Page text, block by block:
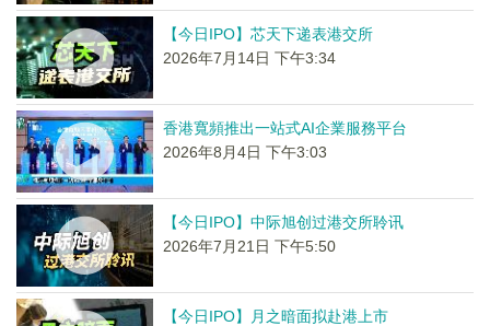
【今日IPO】芯天下递表港交所
2026年7月14日 下午3:34
香港寬頻推出一站式AI企業服務平台
2026年8月4日 下午3:03
【今日IPO】中际旭创过港交所聆讯
2026年7月21日 下午5:50
【今日IPO】月之暗面拟赴港上市